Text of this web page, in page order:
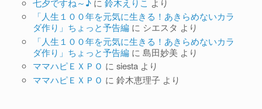
七夕ですね～♪に 鈴木えりこ より
「人生１００年を元気に生きる！あきらめないカラ
ダ作り」ちょっと予告編に シエスタ より
「人生１００年を元気に生きる！あきらめないカラ
ダ作り」ちょっと予告編に 島田妙美 より
ママハピＥＸＰＯ に siestaより
ママハピＥＸＰＯ に 鈴木恵理子より